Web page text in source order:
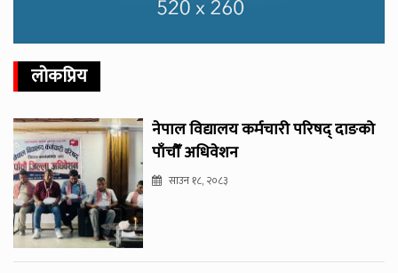
लोकप्रिय
नेपाल विद्यालय कर्मचारी परिषद् दाङको
पाँचौँ अधिवेशन
साउन १८, २०८३